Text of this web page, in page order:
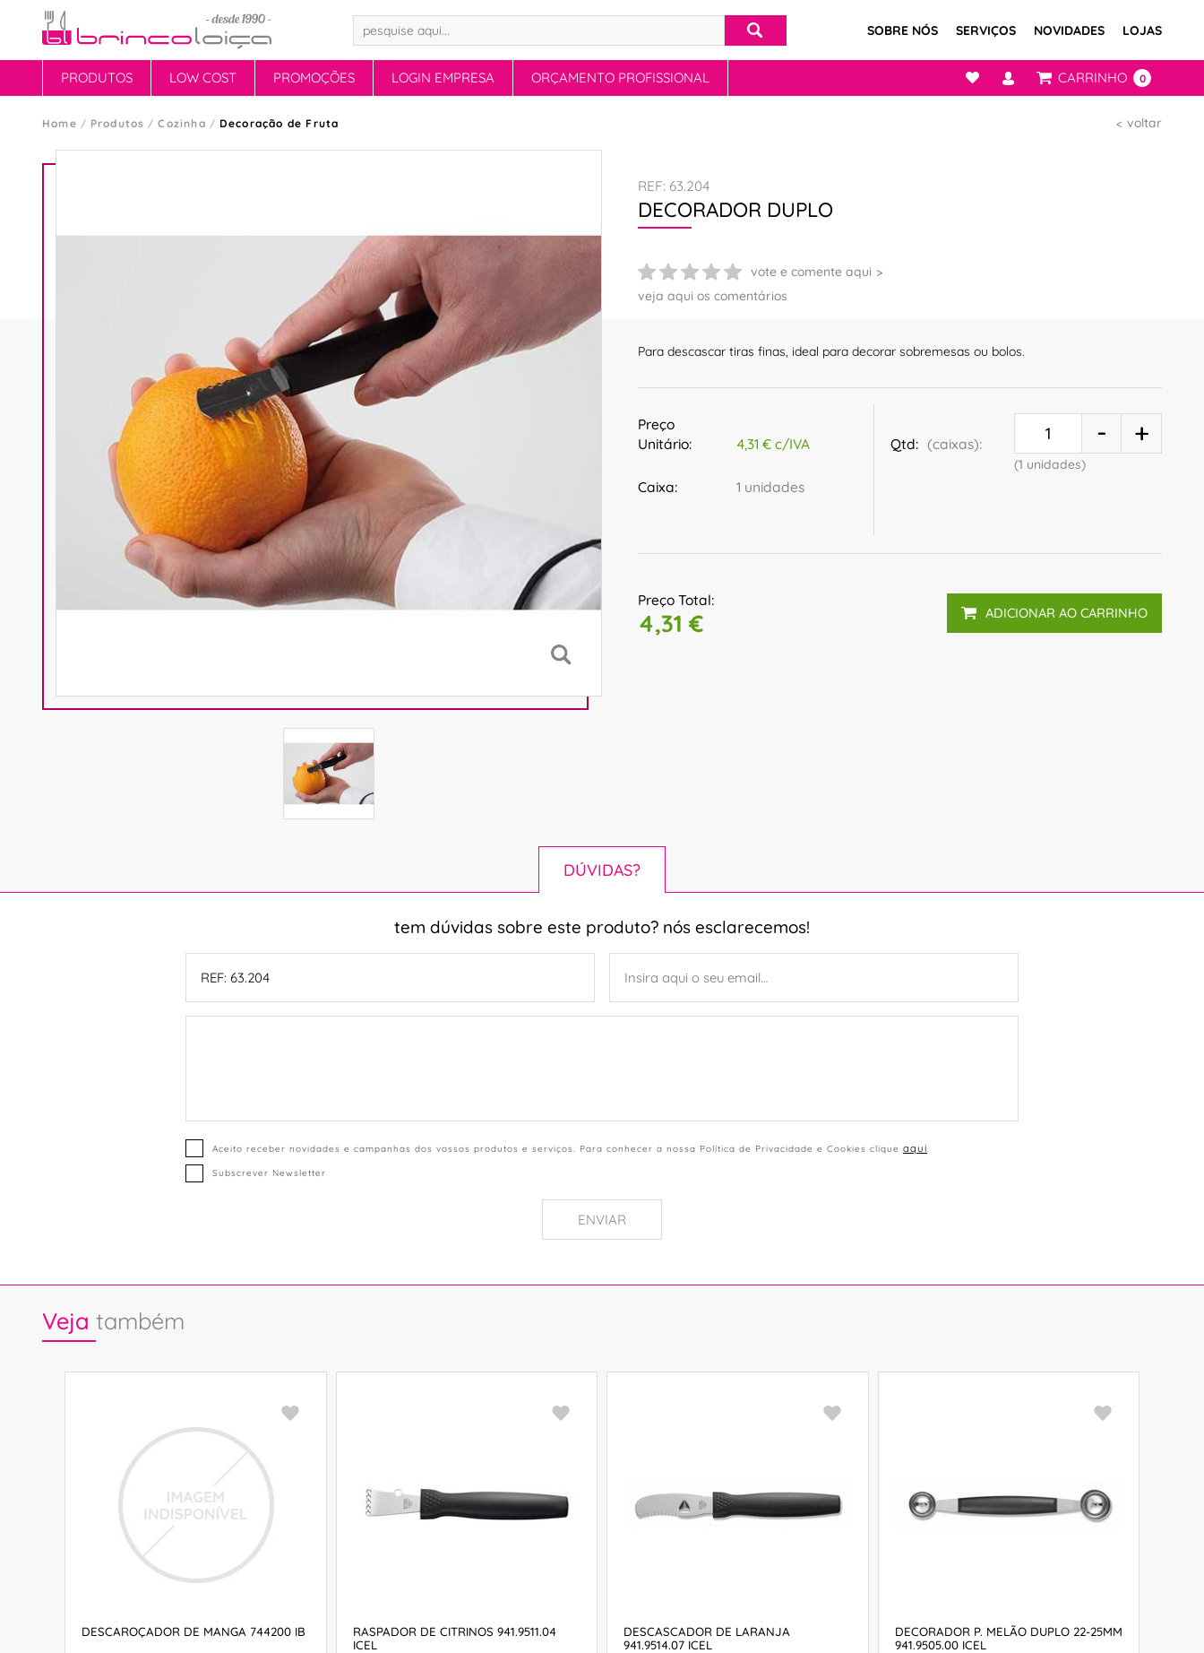
SOBRE NÓS SERVIÇOS NOVIDADES LOJAS
PRODUTOS LOW COST PROMOÇÕES LOGIN EMPRESA ORÇAMENTO PROFISSIONAL CARRINHO 0
Home Produtos Cozinha Decoração de Fruta voltar
REF: 63.204
DECORADOR DUPLO
vote e comente aqui
veja aqui os comentários
Para descascar tiras finas, ideal para decorar sobremesas ou bolos.
Preço
Unitário:
4,31 € c/IVA
Caixa: 1 unidades
Qtd: (caixas):
(1 unidades)
Preço Total:
4,31 € ADICIONAR AO CARRINHO
DÚVIDAS?
tem dúvidas sobre este produto? nós esclarecemos!
Aceito receber novidades e campanhas dos vossos produtos e serviços. Para conhecer a nossa Política de Privacidade e Cookies clique aqui.
Subscrever Newsletter
ENVIAR
Veja também
DESCAROÇADOR DE MANGA 744200 IB
RASPADOR DE CITRINOS 941.9511.04
ICEL
DESCASCADOR DE LARANJA
941.9514.07 ICEL
DECORADOR P. MELÃO DUPLO 22-25MM
941.9505.00 ICEL